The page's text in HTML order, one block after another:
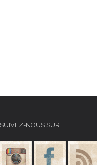
SUIVEZ-NOUS SUR…